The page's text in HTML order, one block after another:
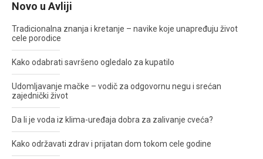
Novo u Avliji
Tradicionalna znanja i kretanje – navike koje unapređuju život
cele porodice
Kako odabrati savršeno ogledalo za kupatilo
Udomljavanje mačke – vodič za odgovornu negu i srećan
zajednički život
Da li je voda iz klima-uređaja dobra za zalivanje cveća?
Kako održavati zdrav i prijatan dom tokom cele godine